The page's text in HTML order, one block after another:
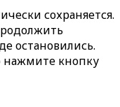
сохраняется.
остановились.
нажмите кнопку